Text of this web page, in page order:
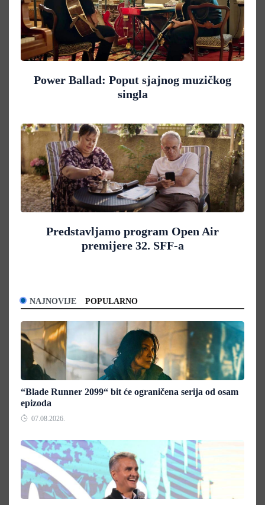
Power Ballad: Poput sjajnog muzičkog
singla
Predstavljamo program Open Air
premijere 32. SFF-a
NAJNOVIJE POPULARNO
“Blade Runner 2099“ bit će ograničena serija od osam
epizoda
07.08.2026.